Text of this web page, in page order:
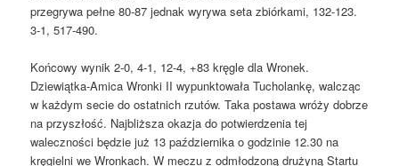
przegrywa pełne 80-87 jednak wyrywa seta zbiórkami, 132-123.
3-1, 517-490.
Końcowy wynik 2-0, 4-1, 12-4, +83 kręgle dla Wronek.
Dziewiątka-Amica Wronki II wypunktowała Tucholankę, walcząc
w każdym secie do ostatnich rzutów. Taka postawa wróży dobrze
na przyszłość. Najbliższa okazja do potwierdzenia tej
waleczności będzie już 13 października o godzinie 12.30 na
kręgielni we Wronkach. W meczu z odmłodzoną drużyną Startu